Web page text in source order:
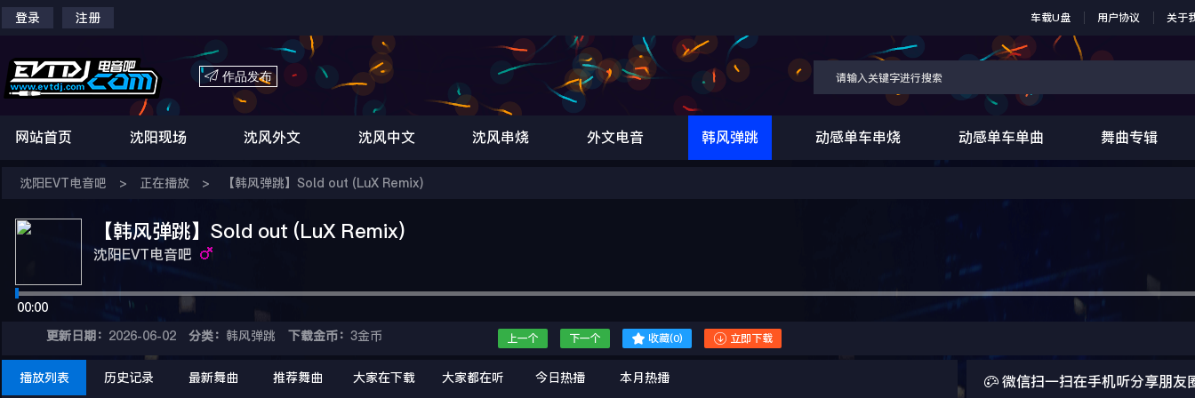
登录 注册 车载U盘 用户协议 关于
 作品发布
网站首页 沈阳现场 沈风外文 沈风中文 沈风串烧 外文电音 韩风弹跳 动感单车串烧 动感单车单曲 舞曲专辑
沈阳EVT电音吧 > 正在播放 > 【韩风弹跳】Sold out (LuX Remix)
【韩风弹跳】Sold out (LuX Remix)
沈阳EVT电音吧
00:00
更新日期： 2026-06-02 分类： 韩风弹跳 下载金币：3金币 上一个 下一个  收藏(0)  立即下载
播放列表 历史记录 最新舞曲 推荐舞曲 大家在下载 大家都在听 今日热播 本月热播 微信扫一扫在手机听分享朋友